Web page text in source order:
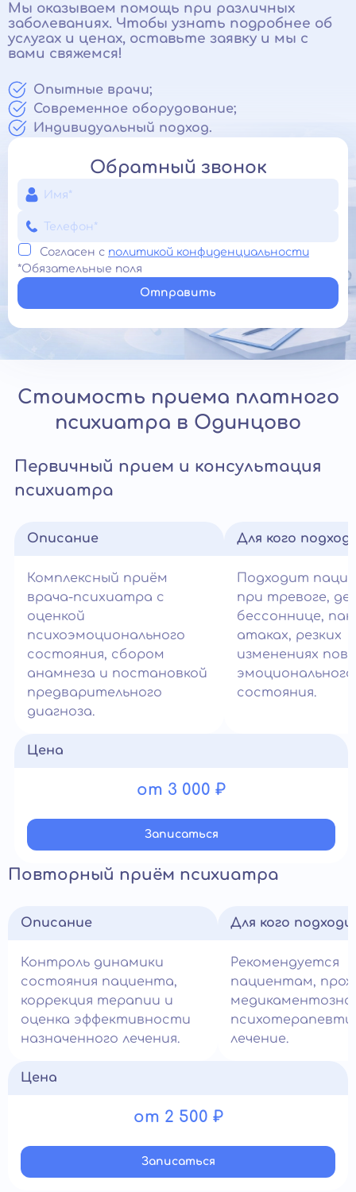
Мы оказываем помощь при различных
заболеваниях. Чтобы узнать подробнее об
услугах и ценах, оставьте заявку и мы с
вами свяжемся!
Опытные врачи;
Современное оборудование;
Индивидуальный подход.
Обратный звонок
Согласен с политикой конфиденциальности
*Обязательные поля
Отправить
Стоимость приема платного
психиатра в Одинцово
Первичный прием и консультация
психиатра
Описание
Комплексный приём
врача-психиатра с
оценкой
психоэмоционального
состояния, сбором
анамнеза и постановкой
предварительного
диагноза.
Для кого
Подходит
при тревоге,
бессоннице,
атаках, резких
изменениях
эмоционального
состояния.
Цена
от 3 000 ₽
Записатьcя
Повторный приём психиатра
Описание
Контроль динамики
состояния пациента,
коррекция терапии и
оценка эффективности
назначенного лечения.
Для кого
Рекомендуется
пациентам,
лечение.
Цена
от 2 500 ₽
Записатьcя